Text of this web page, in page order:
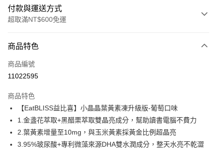
付款與運送方式
超取滿NT$600免運
信用卡一次付款
超商取貨付款
Apple Pay
街口支付
悠遊付
商品特色
商品編號
11022595
商品特色
【EatBLISS益比喜】小晶晶葉黃素凍升級版-葡萄口味
1.金盞花萃取+黑醋栗萃取雙晶亮成分，幫助讀書電腦不費力
2.葉黃素增量至10mg，與玉米黃素採黃金比例超晶亮
3.95%玻尿酸+專利微藻來源DHA雙水潤成分，整天水亮不乾澀